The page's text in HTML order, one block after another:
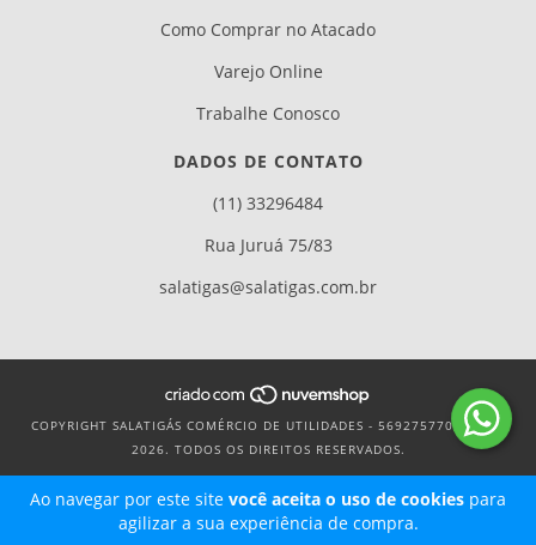
Ao navegar por este site você aceita o uso de cookies para
agilizar a sua experiência de compra.
Como Comprar no Atacado
Varejo Online
Trabalhe Conosco
DADOS DE CONTATO
(11) 33296484
Rua Juruá 75/83
salatigas@salatigas.com.br
COPYRIGHT SALATIGÁS COMÉRCIO DE UTILIDADES - 56927577000106 -
2026. TODOS OS DIREITOS RESERVADOS.